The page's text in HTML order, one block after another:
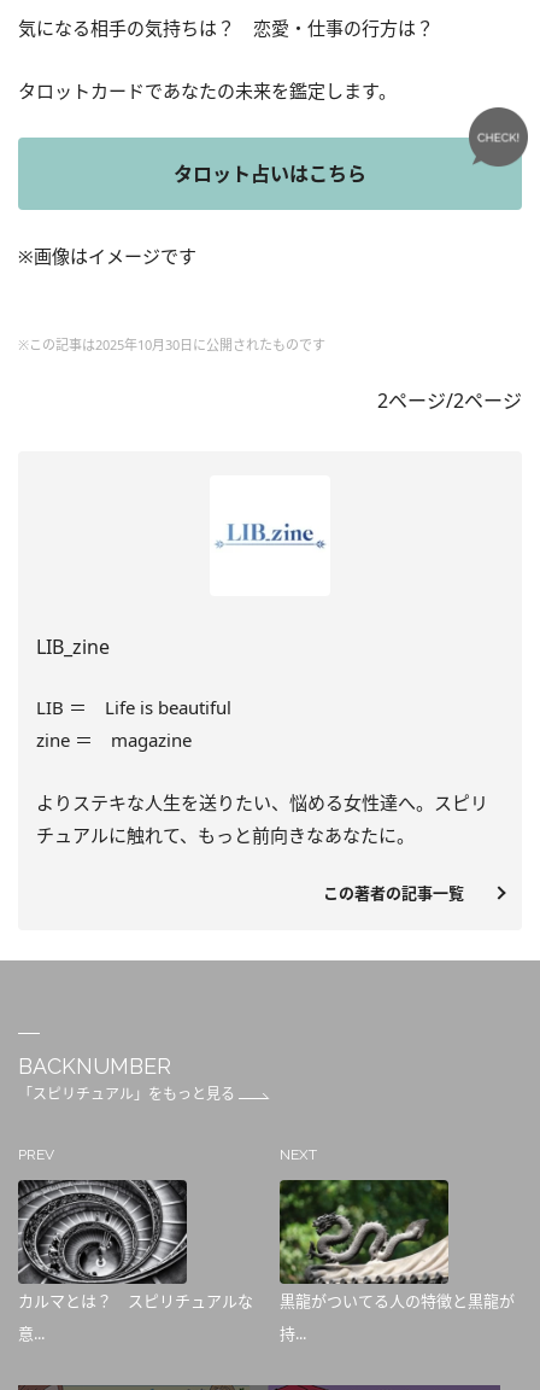
気になる相手の気持ちは？ 恋愛・仕事の行方は？
タロットカードであなたの未来を鑑定します。
タロット占いはこちら
※画像はイメージです
※この記事は2025年10月30日に公開されたものです
2ページ/2ページ
LIB_zine
LIB ＝ Life is beautiful
zine ＝ magazine
よりステキな人生を送りたい、悩める女性達へ。スピリ
チュアルに触れて、もっと前向きなあなたに。
この著者の記事一覧
BACKNUMBER
「スピリチュアル」をもっと見る
PREV
カルマとは？ スピリチュアルな
意...
NEXT
黒龍がついてる人の特徴と黒龍が
持...